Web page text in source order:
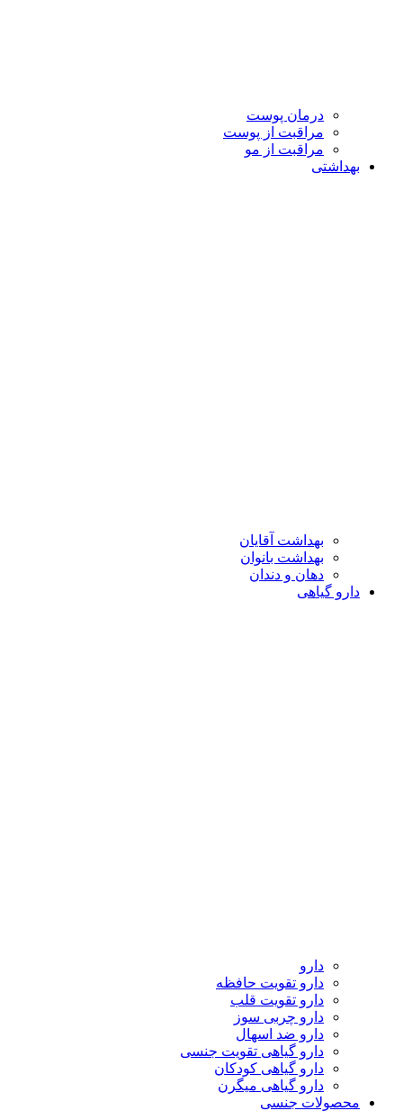
درمان پوست
مراقبت از پوست
مراقبت از مو
بهداشتی
بهداشت آقایان
بهداشت بانوان
دهان و دندان
دارو گیاهی
دارو
دارو تقویت حافظه
دارو تقویت قلب
دارو چربی سوز
دارو ضد اسهال
دارو گیاهی تقویت جنسی
دارو گیاهی کودکان
دارو گیاهی میگرن
محصولات جنسی